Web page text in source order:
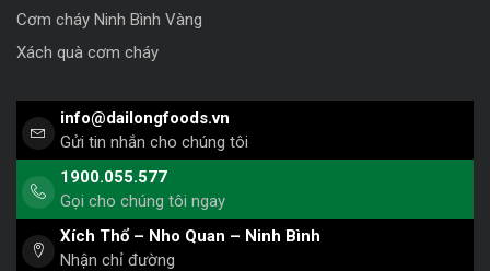
Cơm cháy Ninh Bình Vàng
Xách quà cơm cháy
info@dailongfoods.vn
Gửi tin nhắn cho chúng tôi
1900.055.577
Gọi cho chúng tôi ngay
Xích Thổ – Nho Quan – Ninh Bình
Nhận chỉ đường